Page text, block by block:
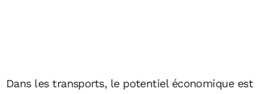
Dans les transports, le potentiel économique est